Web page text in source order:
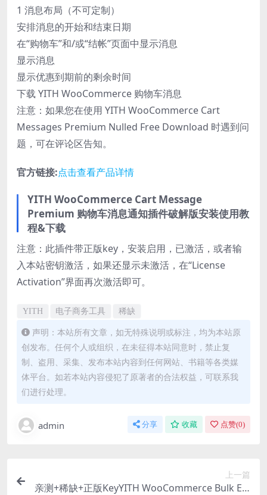
1 消息布局（不可定制）
安排消息的开始和结束日期
在“购物车”和/或“结帐”页面中显示消息
显示消息
显示优惠到期前的剩余时间
下载 YITH WooCommerce 购物车消息
注意：如果您在使用 YITH WooCommerce Cart
Messages Premium Nulled Free Download 时遇到问
题，可在评论区告知。
官方链接:点击查看产品详情
YITH WooCommerce Cart Message
Premium 购物车消息通知插件破解版安装使用教
程&下载
注意：此插件带正版key，安装启用，已激活，或者输
入本站密钥激活，如果还显示未激活，在“License
Activation”界面再次激活即可。
YITH 电子商务工具 稀缺
声明：本站所有文章，如无特殊说明或标注，均为本站原
创发布。任何个人或组织，在未征得本站同意时，禁止复
制、盗用、采集、发布本站内容到任何网站、书籍等各类媒
体平台。如若本站内容侵犯了原著者的合法权益，可联系我
们进行处理。
admin 分享 收藏 点赞(0)
上一篇
亲测+稀缺+正版KeyYITH WooCommerce Bulk Edi